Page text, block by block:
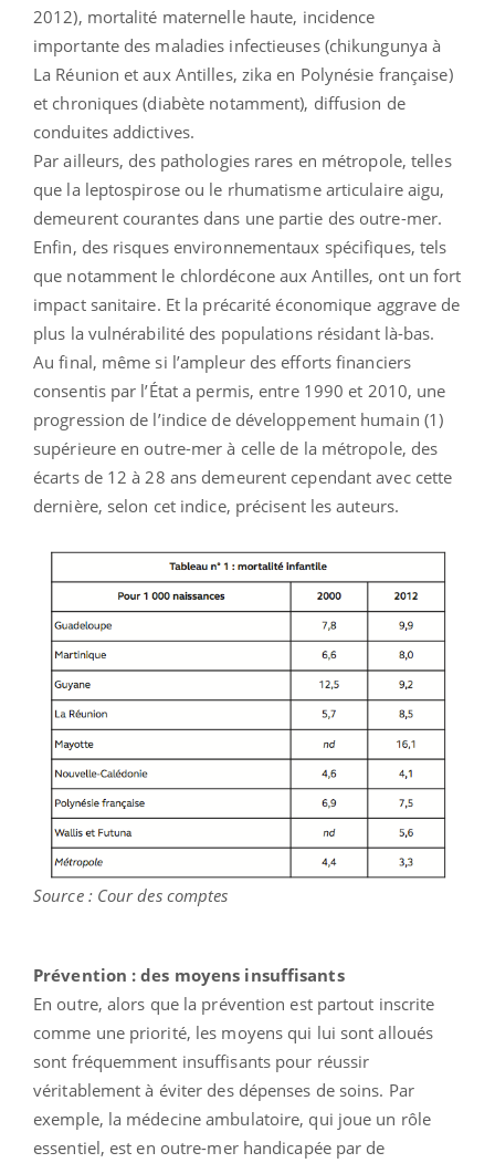
2012), mortalité maternelle haute, incidence
importante des maladies infectieuses (chikungunya à
La Réunion et aux Antilles, zika en Polynésie française)
et chroniques (diabète notamment), diffusion de
conduites addictives.
Par ailleurs, des pathologies rares en métropole, telles
que la leptospirose ou le rhumatisme articulaire aigu,
demeurent courantes dans une partie des outre-mer.
Enfin, des risques environnementaux spécifiques, tels
que notamment le chlordécone aux Antilles, ont un fort
impact sanitaire. Et la précarité économique aggrave de
plus la vulnérabilité des populations résidant là-bas.
Au final, même si l’ampleur des efforts financiers
consentis par l’État a permis, entre 1990 et 2010, une
progression de l’indice de développement humain (1)
supérieure en outre-mer à celle de la métropole, des
écarts de 12 à 28 ans demeurent cependant avec cette
dernière, selon cet indice, précisent les auteurs.
Source : Cour des comptes
Prévention : des moyens insuffisants
En outre, alors que la prévention est partout inscrite
comme une priorité, les moyens qui lui sont alloués
sont fréquemment insuffisants pour réussir
véritablement à éviter des dépenses de soins. Par
exemple, la médecine ambulatoire, qui joue un rôle
essentiel, est en outre-mer handicapée par de